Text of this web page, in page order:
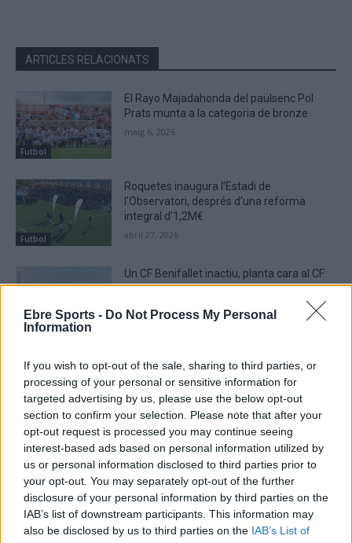
Ebre Sports - Do Not Process My Personal
Information
If you wish to opt-out of the sale, sharing to third parties, or
processing of your personal or sensitive information for
targeted advertising by us, please use the below opt-out
section to confirm your selection. Please note that after your
opt-out request is processed you may continue seeing
interest-based ads based on personal information utilized by
us or personal information disclosed to third parties prior to
your opt-out. You may separately opt-out of the further
disclosure of your personal information by third parties on the
IAB’s list of downstream participants. This information may
also be disclosed by us to third parties on the IAB’s List of
ARTICLES RELACIONATS
Futbol
El Rayo Majadahonda del paülsenc Pol
Prats munta a la categoria de bronze
maig 6, 2026
Futbol
Roquetes inaugura l’Estadi de
l’Observatori, després d’una reforma
integral d’1,2M€
abril 27, 2026
Futbol
Un CF Benifallet inactiu, planta cara al CF
Pinell en la festivitat de Santa Magdalena
abril 25, 2026
DEIXA UNA RESPOSTA